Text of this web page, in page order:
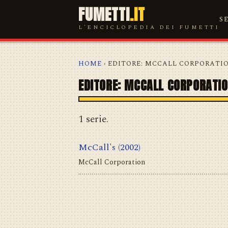
FUMETTI.IT
L'ENCICLOPEDIA DEI FUMETTI
HOME › EDITORE: MCCALL
EDITORE: MCCALL
1 serie.
McCall's (2002)
McCall Corporation